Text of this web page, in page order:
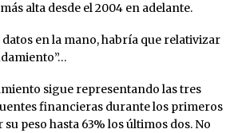
alta desde el 2004 en adelante.
datos en la mano, habría que relativizar
sigue representando las tres
financieras durante los primeros
peso hasta 63% los últimos dos. No